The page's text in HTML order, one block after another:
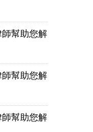
幫助您解
幫助您解
幫助您解